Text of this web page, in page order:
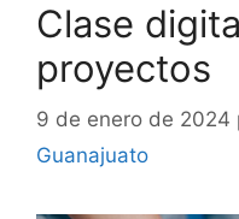
Clase
proyectos
9 de enero de 2024
Guanajuato